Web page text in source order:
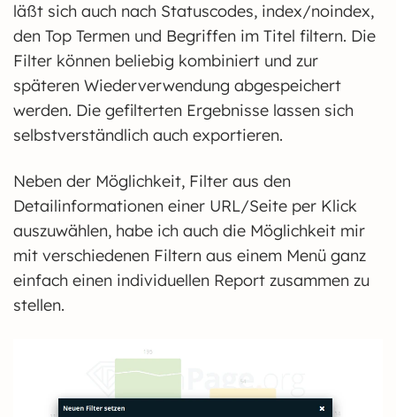
läßt sich auch nach Statuscodes, index/noindex,
den Top Termen und Begriffen im Titel filtern. Die
Filter können beliebig kombiniert und zur
späteren Wiederverwendung abgespeichert
werden. Die gefilterten Ergebnisse lassen sich
selbstverständlich auch exportieren.
Neben der Möglichkeit, Filter aus den
Detailinformationen einer URL/Seite per Klick
auszuwählen, habe ich auch die Möglichkeit mir
mit verschiedenen Filtern aus einem Menü ganz
einfach einen individuellen Report zusammen zu
stellen.